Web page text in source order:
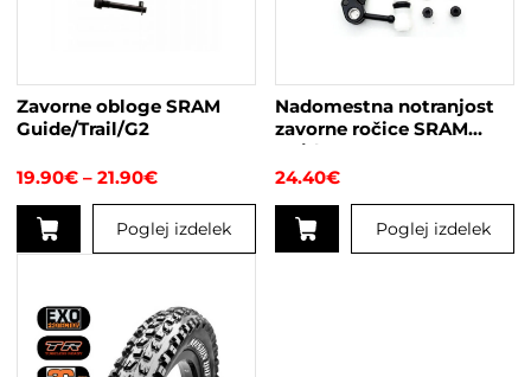
Zavorne obloge SRAM
Guide/Trail/G2
19.90€ – 21.90€Cenovni
od
19.90€
do
Poglej izdelek
ima
več
različic.
Nadomestna notranjost
zavorne ročice SRAM
Guide RS
24.40€
Poglej izdelek